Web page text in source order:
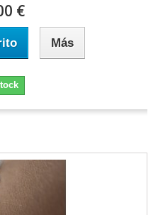
€
Más